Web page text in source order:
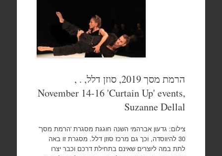
הרמת מסך 2019, סוזן דלל, . ,
November 14-16 'Curtain Up' events,
Suzanne Dellal
צילום: גדעון אברהמי השנה חוגגת מסגרת 'הרמת מסך'
30 להיווסדה, וכך גם מרכז סוזן דלל. מסגרת זו באה
לתת במה ליוצרים שאינם בתחילת דרכם וכבר יצרו